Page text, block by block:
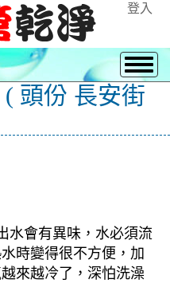
登入
頭份 長安街
水會有異味，水必須流
時變得很不方便，加
來越冷了，深怕洗澡